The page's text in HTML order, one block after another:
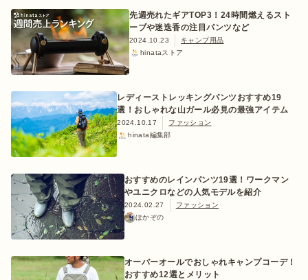
先週売れたギアTOP3！24時間燃えるスト
ーブや迷迭香の注目パンツなど
2024.10.23
キャンプ用品
hinataストア
レディーストレッキングパンツおすすめ19
選！おしゃれな山ガール必見の最強アイテム
2024.10.17
ファッション
hinata編集部
おすすめのレインパンツ19選！ワークマン
やユニクロなどの人気モデルを紹介
2024.02.27
ファッション
ほかぞの
オーバーオールでおしゃれキャンプコーデ！
おすすめ12選とメリット